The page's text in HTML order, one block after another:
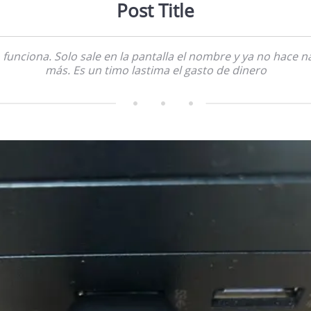
Post Title
Solo sale en la pantalla el nombre y ya no hace
más. Es un timo lastima el gasto de dinero